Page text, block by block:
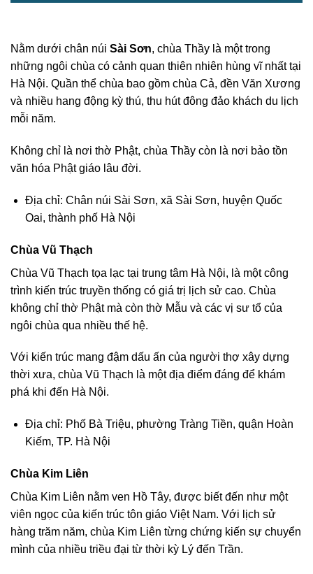
Nằm dưới chân núi Sài Sơn, chùa Thầy là một trong
những ngôi chùa có cảnh quan thiên nhiên hùng vĩ nhất tại
Hà Nội. Quần thể chùa bao gồm chùa Cả, đền Văn Xương
và nhiều hang động kỳ thú, thu hút đông đảo khách du lịch
mỗi năm.
Không chỉ là nơi thờ Phật, chùa Thầy còn là nơi bảo tồn
văn hóa Phật giáo lâu đời.
Địa chỉ: Chân núi Sài Sơn, xã Sài Sơn, huyện Quốc
Oai, thành phố Hà Nội
Chùa Vũ Thạch
Chùa Vũ Thạch tọa lạc tại trung tâm Hà Nội, là một công
trình kiến trúc truyền thống có giá trị lịch sử cao. Chùa
không chỉ thờ Phật mà còn thờ Mẫu và các vị sư tổ của
ngôi chùa qua nhiều thế hệ.
Với kiến trúc mang đậm dấu ấn của người thợ xây dựng
thời xưa, chùa Vũ Thạch là một địa điểm đáng để khám
phá khi đến Hà Nội.
Địa chỉ: Phố Bà Triệu, phường Tràng Tiền, quận Hoàn
Kiếm, TP. Hà Nội
Chùa Kim Liên
Chùa Kim Liên nằm ven Hồ Tây, được biết đến như một
viên ngọc của kiến trúc tôn giáo Việt Nam. Với lịch sử
hàng trăm năm, chùa Kim Liên từng chứng kiến sự chuyển
mình của nhiều triều đại từ thời kỳ Lý đến Trần.